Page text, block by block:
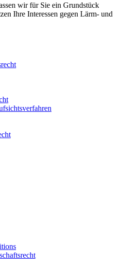
wir für Sie ein Grundstück
Ihre Interessen gegen Lärm- und